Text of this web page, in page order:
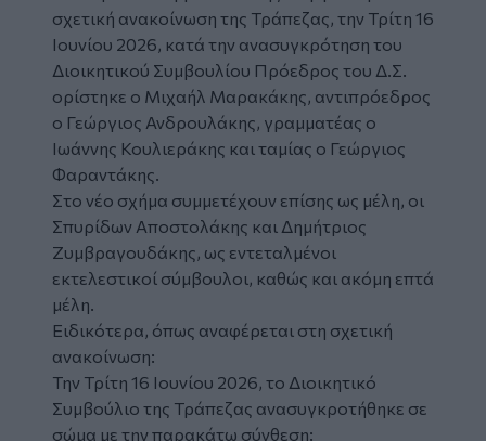
σχετική ανακοίνωση της Τράπεζας, την Τρίτη 16
Ιουνίου 2026, κατά την ανασυγκρότηση του
Διοικητικού Συμβουλίου Πρόεδρος του Δ.Σ.
ορίστηκε ο Μιχαήλ Μαρακάκης, αντιπρόεδρος
ο Γεώργιος Ανδρουλάκης, γραμματέας ο
Ιωάννης Κουλιεράκης και ταμίας ο Γεώργιος
Φαραντάκης.
Στο νέο σχήμα συμμετέχουν επίσης ως μέλη, οι
Σπυρίδων Αποστολάκης και Δημήτριος
Ζυμβραγουδάκης, ως εντεταλμένοι
εκτελεστικοί σύμβουλοι, καθώς και ακόμη επτά
μέλη.
Ειδικότερα, όπως αναφέρεται στη σχετική
ανακοίνωση:
Την Τρίτη 16 Ιουνίου 2026, το Διοικητικό
Συμβούλιο της Τράπεζας ανασυγκροτήθηκε σε
σώμα με την παρακάτω σύνθεση: